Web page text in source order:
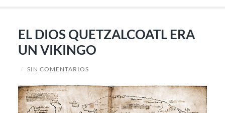
EL DIOS QUETZALCOATL ERA
UN VIKINGO
/ SIN COMENTARIOS